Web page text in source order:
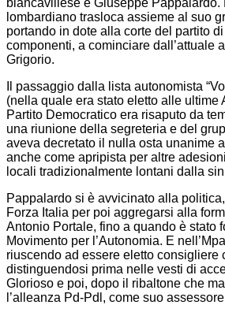
lombardiano trasloca assieme al suo
portando in dote alla corte del partito
componenti, a cominciare dall’attuale
Grigorio.
Il passaggio dalla lista autonomista
(nella quale era stato eletto alle ultime
Partito Democratico era risaputo da
una riunione della segreteria e del
aveva decretato il nulla osta unanime
anche come apripista per altre
locali tradizionalmente lontani dalla
Pappalardo si è avvicinato alla
Forza Italia per poi aggregarsi alla
Antonio Portale, fino a quando è stato
Movimento per l’Autonomia. E
riuscendo ad essere eletto consigliere
distinguendosi prima nelle vesti di
Glorioso e poi, dopo il ribaltone che
l’alleanza Pd-Pdl, come suo